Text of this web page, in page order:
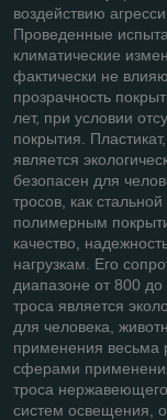
воздействию
Проведенные
климатические
фактически не
прозрачность
лет, при условии
покрытия.
является
безопасен для
тросов, как
полимерным
качество,
нагрузкам. Его
диапазоне от 800
троса является
для человека,
применения весьма
сферами
троса
систем освещения,